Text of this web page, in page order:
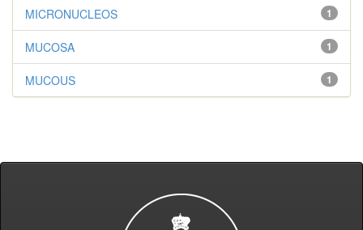
1
MICRONUCLEOS
1
MUCOSA
1
MUCOUS